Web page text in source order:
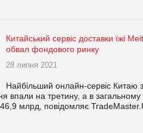
Китайський сервіс доставки їжі
обвал фондового ринку
28 липня 2021
Найбільший онлайн-сервіс Китаю
впали на третину, а в
млрд, повідомляє